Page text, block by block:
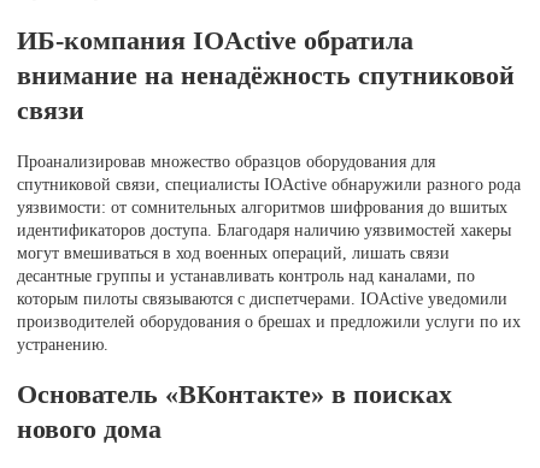
ИБ-компания IOActive обратила
внимание на ненадёжность спутниковой
связи
Проанализировав множество образцов оборудования для
спутниковой связи, специалисты IOActive обнаружили разного рода
уязвимости: от сомнительных алгоритмов шифрования до вшитых
идентификаторов доступа. Благодаря наличию уязвимостей хакеры
могут вмешиваться в ход военных операций, лишать связи
десантные группы и устанавливать контроль над каналами, по
которым пилоты связываются с диспетчерами. IOActive уведомили
производителей оборудования о брешах и предложили услуги по их
устранению.
Основатель «ВКонтакте» в поисках
нового дома